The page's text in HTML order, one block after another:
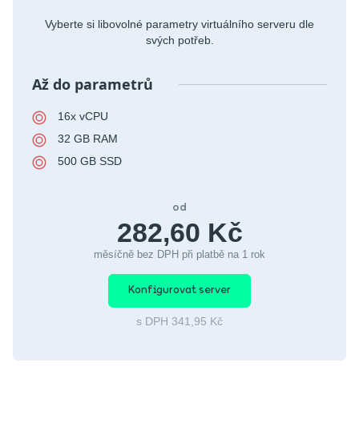
Vyberte si libovolné parametry virtuálního serveru dle
svých potřeb.
Až do parametrů
16x vCPU
32 GB RAM
500 GB SSD
od
282,60 Kč
měsíčně bez DPH při platbě na 1 rok
Konfigurovat server
s DPH 341,95 Kč